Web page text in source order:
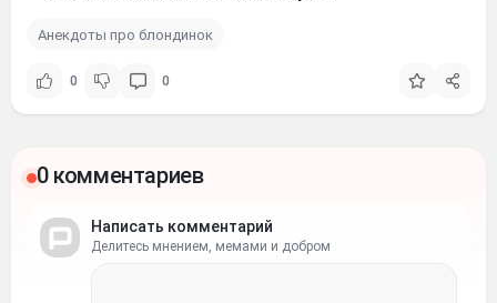
Анекдоты про блондинок
0 0
0 комментариев
Написать комментарий
Делитесь мнением, мемами и добром